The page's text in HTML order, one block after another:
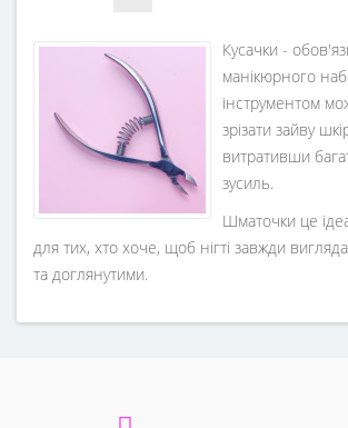
Кусачки -
манікюрного
інструментом
зрізати зайву
витративши
зусиль.
Шматочки це
для тих, хто хоче, щоб нігті завжди
та доглянутими.